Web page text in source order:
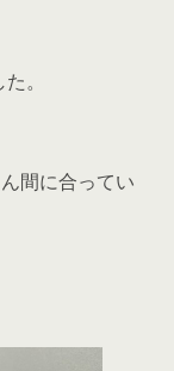
。
間に合ってい